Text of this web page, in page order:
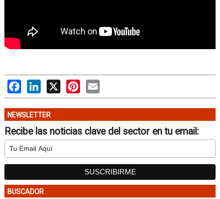
FacebookLinkedIn
X PinterestEmail
NEWSLETTER
Recibe las noticias clave del sector en tu email:
BUSCADOR